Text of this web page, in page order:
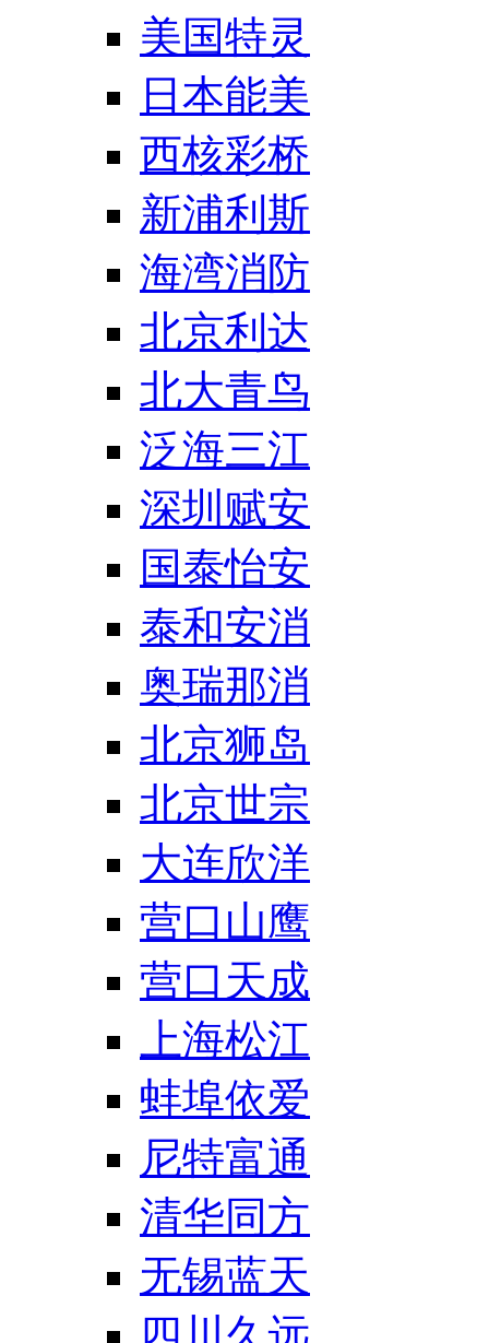
美国特灵
日本能美
西核彩桥
新浦利斯
海湾消防
北京利达
北大青鸟
泛海三江
深圳赋安
国泰怡安
泰和安消
奥瑞那消
北京狮岛
北京世宗
大连欣洋
营口山鹰
营口天成
上海松江
蚌埠依爱
尼特富通
清华同方
无锡蓝天